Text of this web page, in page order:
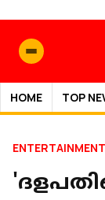
HOME TOP